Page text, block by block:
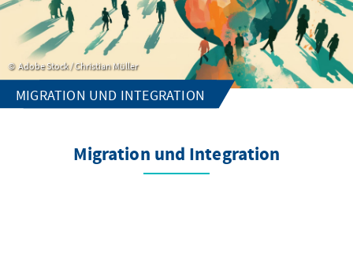
Adobe Stock / Christian Müller
MIGRATION UND INTEGRATION
Migration und Integration